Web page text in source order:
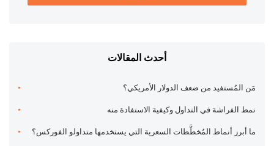
أحدث المقالات
مَن المُستفيد من ضعف الدولار الأمريكي؟
نمط الفراشة في التداول وكيفية الاستفادة منه
ما أبرز أنماط المُخطَّطات السعرية التي يستخدمها متداولو الفوركس؟